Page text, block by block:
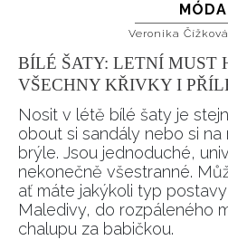
MÓDA
Veronika Čížková
BÍLÉ ŠATY: LETNÍ MUST
VŠECHNY KŘIVKY I
Nosit v létě bílé šaty je
obout si sandály nebo si
brýle. Jsou jednoduché,
nekonečně všestranné.
ať máte jakýkoli typ
Maledivy, do rozpáleného
chalupu za babičkou.